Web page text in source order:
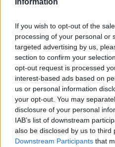
Information
If you wish to opt-out of the
processing of your personal or
targeted advertising by us,
section to confirm your
opt-out request is processed
interest-based ads based on
us or personal information
your opt-out. You may
disclosure of your personal
IAB’s list of downstream
also be disclosed by us to third
Downstream Participants that